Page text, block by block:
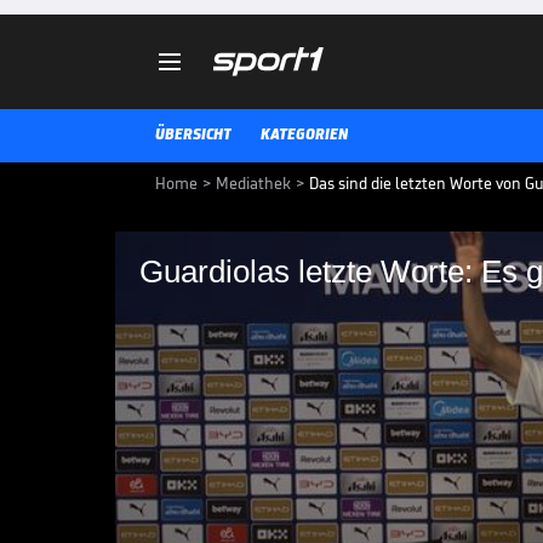

ÜBERSICHT KATEGORIEN
Home > Mediathek > Das sind die letzten Worte von
Guardiolas letzte Worte: Es
Guardiolas letzte
FC Bayern
Pep Guardiola verabschiedet
Pressekonferenz fordert der
ihm zu applaudieren.